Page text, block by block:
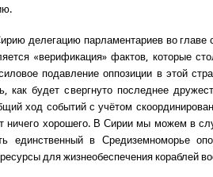
делегацию парламентариев во
«верификация» фактов, которые
подавление оппозиции в этой
как будет свергнуто последнее
ход событий с учётом
хорошего. В Сирии мы можем в
единственный в Средиземноморье
для жизнеобеспечения кораблей